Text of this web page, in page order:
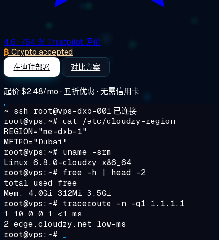
4.6 · 764 条 Trustpilot 评价
₿ Crypto accepted
在迪拜部署 对比方案
起价$2.48/mo · 五折优惠 · 无需信用卡
~ ssh root@vps-dxb-001 已连接
root@vps:~# cat /etc/cloudzy-region
REGION="me-dxb-1"
METRO="Dubai"
root@vps:~# uname -srm
Linux 6.8.0-cloudzy x86_64
root@vps:~# free -h | head -2
total used free
Mem: 4.0Gi 312Mi 3.5Gi
root@vps:~# traceroute -n -q1 1.1.1.1
1 10.0.0.1 <1 ms
2 edge.cloudzy.net low-ms
root@vps:~#